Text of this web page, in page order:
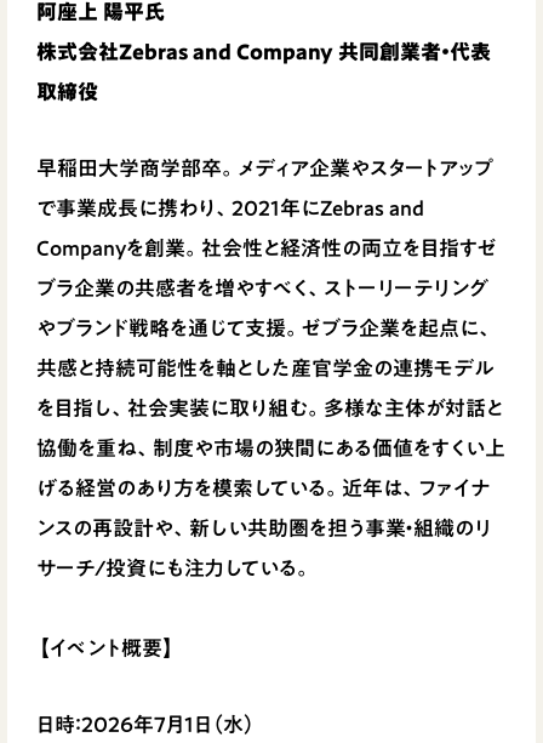
阿座上 陽平氏
株式会社Zebras and Company 共同創業者・代表
取締役
早稲田大学商学部卒。メディア企業やスタートアップ
で事業成長に携わり、2021年にZebras and
Companyを創業。社会性と経済性の両立を目指すゼ
ブラ企業の共感者を増やすべく、ストーリーテリング
やブランド戦略を通じて支援。ゼブラ企業を起点に、
共感と持続可能性を軸とした産官学金の連携モデル
を目指し、社会実装に取り組む。多様な主体が対話と
協働を重ね、制度や市場の狭間にある価値をすくい上
げる経営のあり方を模索している。近年は、ファイナ
ンスの再設計や、新しい共助圏を担う事業・組織のリ
サーチ/投資にも注力している。
【イベント概要】
日時：2026年7月1日（水）